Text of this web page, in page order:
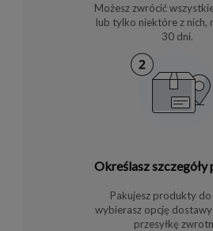
Możesz zwrócić
lub tylko niektóre z nich,
30 dni.
Określasz szczegóły
Pakujesz produkty do
wybierasz opcję dostawy
przesyłkę